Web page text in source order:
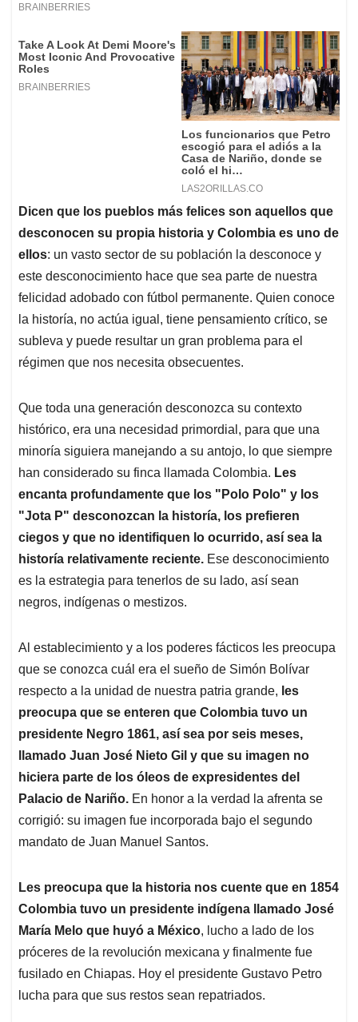
Dicen que los pueblos más felices son aquellos que
desconocen su propia historia y Colombia es uno de
ellos: un vasto sector de su población la desconoce y
este desconocimiento hace que sea parte de nuestra
felicidad adobado con fútbol permanente. Quien conoce
la historía, no actúa igual, tiene pensamiento crítico, se
subleva y puede resultar un gran problema para el
régimen que nos necesita obsecuentes.
Que toda una generación desconozca su contexto
histórico, era una necesidad primordial, para que una
minoría siguiera manejando a su antojo, lo que siempre
han considerado su finca llamada Colombia. Les
encanta profundamente que los "Polo Polo" y los
"Jota P" desconozcan la historía, los prefieren
ciegos y que no identifiquen lo ocurrido, así sea la
historía relativamente reciente. Ese desconocimiento
es la estrategia para tenerlos de su lado, así sean
negros, indígenas o mestizos.
Al establecimiento y a los poderes fácticos les preocupa
que se conozca cuál era el sueño de Simón Bolívar
respecto a la unidad de nuestra patria grande, les
preocupa que se enteren que Colombia tuvo un
presidente Negro 1861, así sea por seis meses,
llamado Juan José Nieto Gil y que su imagen no
hiciera parte de los óleos de expresidentes del
Palacio de Nariño. En honor a la verdad la afrenta se
corrigió: su imagen fue incorporada bajo el segundo
mandato de Juan Manuel Santos.
Les preocupa que la historia nos cuente que en 1854
Colombia tuvo un presidente indígena llamado José
María Melo que huyó a México, lucho a lado de los
próceres de la revolución mexicana y finalmente fue
fusilado en Chiapas. Hoy el presidente Gustavo Petro
lucha para que sus restos sean repatriados.